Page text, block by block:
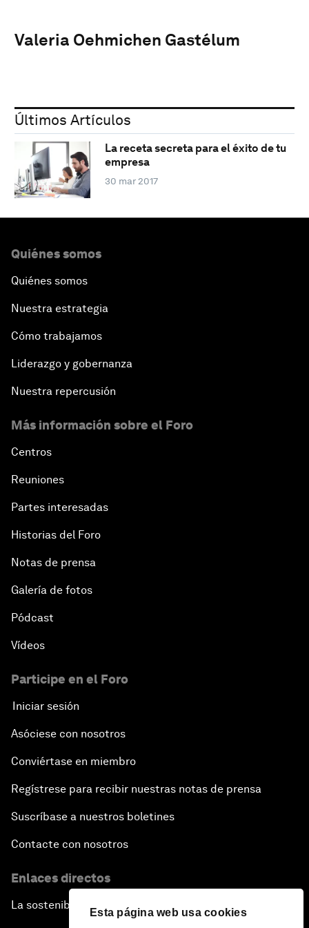
Esta página web usa cookies
Valeria Oehmichen Gastélum
Últimos Artículos
La receta secreta para el éxito de tu
empresa
30 mar 2017
Quiénes somos
Quiénes somos
Nuestra estrategia
Cómo trabajamos
Liderazgo y gobernanza
Nuestra repercusión
Más información sobre el Foro
Centros
Reuniones
Partes interesadas
Historias del Foro
Notas de prensa
Galería de fotos
Pódcast
Vídeos
Participe en el Foro
Iniciar sesión
Asóciese con nosotros
Conviértase en miembro
Regístrese para recibir nuestras notas de prensa
Suscríbase a nuestros boletines
Contacte con nosotros
Enlaces directos
La sostenibilidad en el Foro